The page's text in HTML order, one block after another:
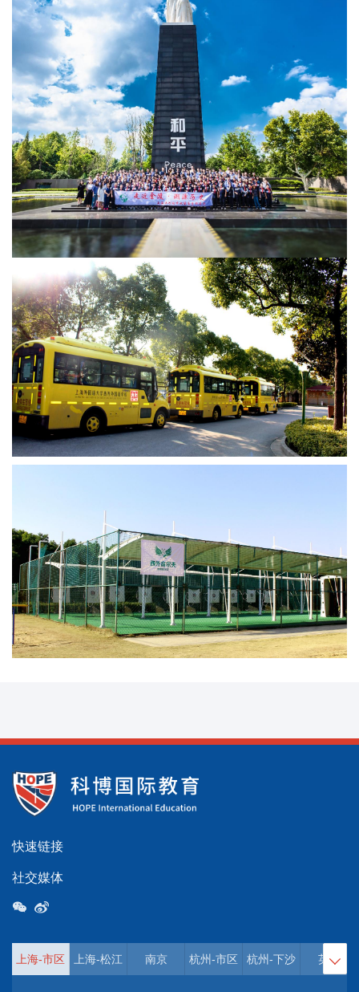
快速链接
社交媒体
上海-市区 上海-松江 南京 杭州-市区 杭州-下沙 英国
